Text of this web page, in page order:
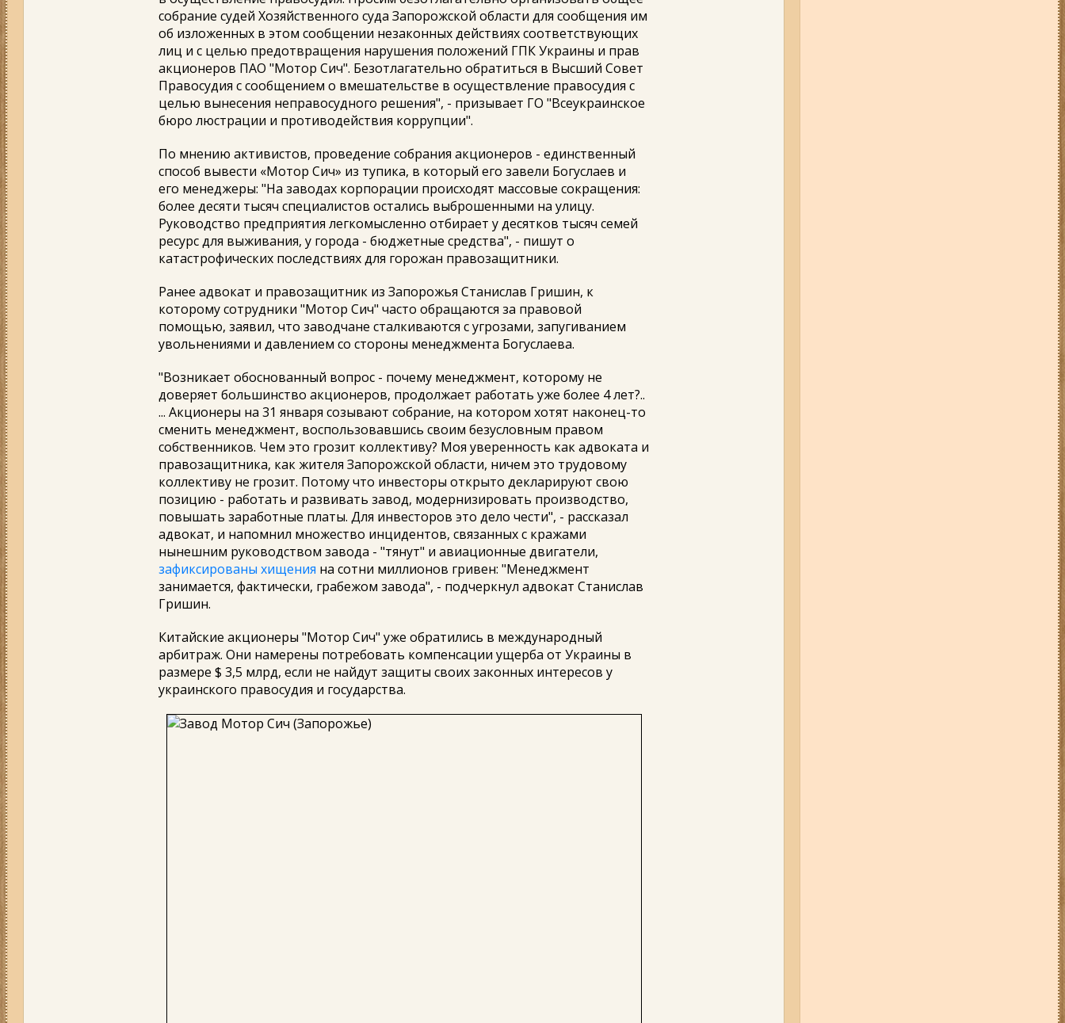
собрание судей Хозяйственного суда Запорожской области для сообщения им
об изложенных в этом сообщении незаконных действиях соответствующих
лиц и с целью предотвращения нарушения положений ГПК Украины и прав
акционеров ПАО "Мотор Сич". Безотлагательно обратиться в Высший Совет
Правосудия с сообщением о вмешательстве в осуществление правосудия с
целью вынесения неправосудного решения", - призывает ГО "Всеукраинское
бюро люстрации и противодействия коррупции".
По мнению активистов, проведение собрания акционеров - единственный
способ вывести «Мотор Сич» из тупика, в который его завели Богуслаев и
его менеджеры: "На заводах корпорации происходят массовые сокращения:
более десяти тысяч специалистов остались выброшенными на улицу.
Руководство предприятия легкомысленно отбирает у десятков тысяч семей
ресурс для выживания, у города - бюджетные средства", - пишут о
катастрофических последствиях для горожан правозащитники.
Ранее адвокат и правозащитник из Запорожья Станислав Гришин, к
которому сотрудники "Мотор Сич" часто обращаются за правовой
помощью, заявил, что заводчане сталкиваются с угрозами, запугиванием
увольнениями и давлением со стороны менеджмента Богуслаева.
"Возникает обоснованный вопрос - почему менеджмент, которому не
доверяет большинство акционеров, продолжает работать уже более 4 лет?..
... Акционеры на 31 января созывают собрание, на котором хотят наконец-то
сменить менеджмент, воспользовавшись своим безусловным правом
собственников. Чем это грозит коллективу? Моя уверенность как адвоката и
правозащитника, как жителя Запорожской области, ничем это трудовому
коллективу не грозит. Потому что инвесторы открыто декларируют свою
позицию - работать и развивать завод, модернизировать производство,
повышать заработные платы. Для инвесторов это дело чести", - рассказал
адвокат, и напомнил множество инцидентов, связанных с кражами
нынешним руководством завода - "тянут" и авиационные двигатели,
зафиксированы хищения на сотни миллионов гривен: "Менеджмент
занимается, фактически, грабежом завода", - подчеркнул адвокат Станислав
Гришин.
Китайские акционеры "Мотор Сич" уже обратились в международный
арбитраж. Они намерены потребовать компенсации ущерба от Украины в
размере $ 3,5 млрд, если не найдут защиты своих законных интересов у
украинского правосудия и государства.